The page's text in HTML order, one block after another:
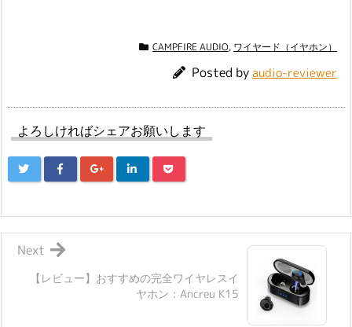
CAMPFIRE AUDIO, ワイヤード（イヤホン）
Posted byaudio-reviewer
よろしければシェアお願いします
【レビュー】おすすめの完全ワイヤレスイ
ヤホン：Ancreu K15
Next